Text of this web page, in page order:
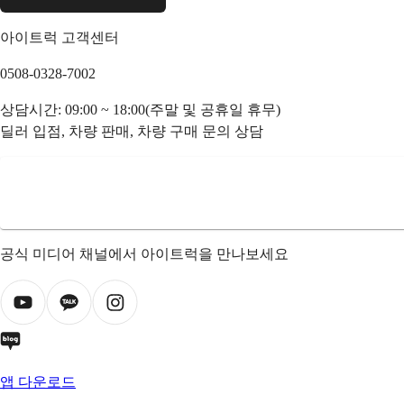
아이트럭 고객센터
0508-0328-7002
상담시간: 09:00 ~ 18:00(주말 및 공휴일 휴무)
딜러 입점, 차량 판매, 차량 구매 문의 상담
공식 미디어 채널에서 아이트럭을 만나보세요
앱 다운로드